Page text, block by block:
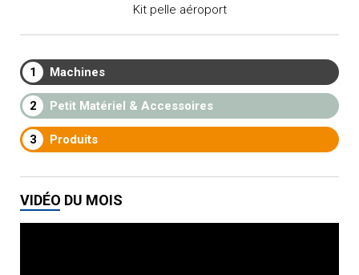
Kit pelle aéroport
1 Machines
2 Petit Matériel & Accessoires
3 Produits
VIDÉO DU MOIS